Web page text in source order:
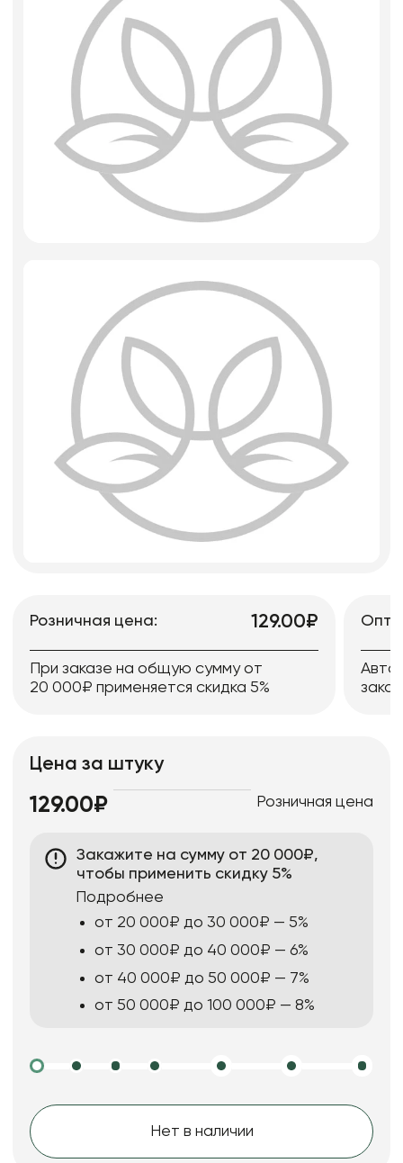
Игрушки мягкие
Сухоцветы
Розничная цена: 129.00₽
При заказе на общую сумму от
20 000₽ применяется скидка 5%
Цена за штуку
129.00₽ Розничная цена
Закажите на сумму от 20 000₽,
чтобы применить скидку 5%
Подробнее
от 20 000₽ до 30 000₽ — 5%
от 30 000₽ до 40 000₽ — 6%
от 40 000₽ до 50 000₽ — 7%
от 50 000₽ до 100 000₽ — 8%
Нет в наличии